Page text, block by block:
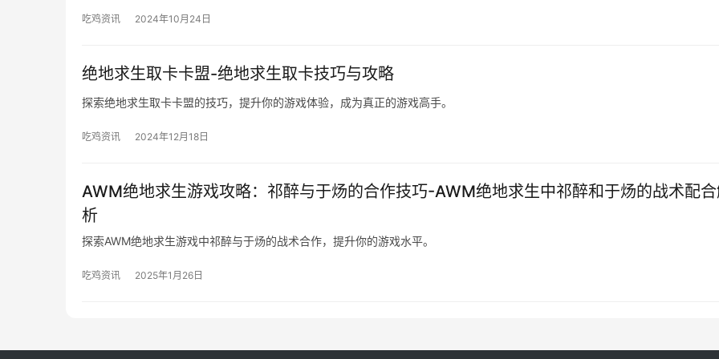
吃鸡资讯 2024年10月24日
绝地求生取卡卡盟-绝地求生取卡技巧与攻略
探索绝地求生取卡卡盟的技巧，提升你的游戏体验，成为真正的游戏高手。
吃鸡资讯 2024年12月18日
AWM绝地求生游戏攻略：祁醉与于炀的合作技巧-AWM绝地求生中祁醉和于炀的战术配
析
探索AWM绝地求生游戏中祁醉与于炀的战术合作，提升你的游戏水平。
吃鸡资讯 2025年1月26日